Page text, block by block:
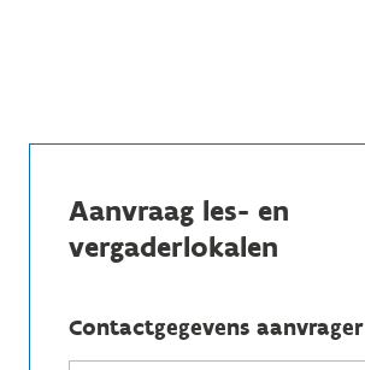
Aanvraag les- en
vergaderlokalen
Contactgegevens aanvrager